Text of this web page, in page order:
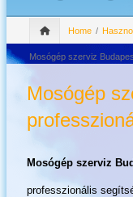
Home
Mosógép szerviz
Mosógép
Mosógép szerviz
professzionális